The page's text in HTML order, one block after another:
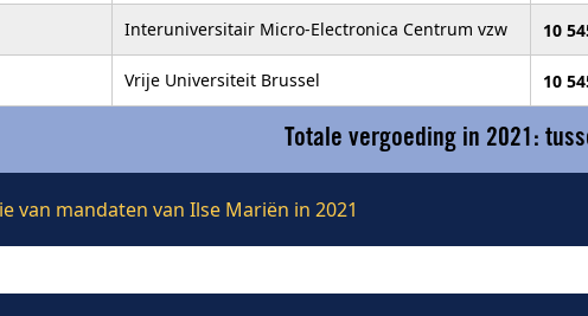
Interuniversitair Micro-Electronica Centrum vzw 10
Vrije Universiteit Brussel 10
Totale vergoeding in 2021:
van mandaten van Ilse Mariën in 2021